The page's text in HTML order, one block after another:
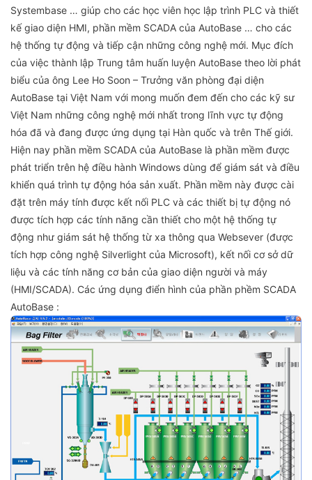
Systembase … giúp cho các học viên học lập trình PLC và thiết
kế giao diện HMI, phần mềm SCADA của AutoBase … cho các
hệ thống tự động và tiếp cận những công nghệ mới. Mục đích
của việc thành lập Trung tâm huấn luyện AutoBase theo lời phát
biểu của ông Lee Ho Soon – Trưởng văn phòng đại diện
AutoBase tại Việt Nam với mong muốn đem đến cho các kỹ sư
Việt Nam những công nghệ mới nhất trong lĩnh vực tự động
hóa đã và đang được ứng dụng tại Hàn quốc và trên Thế giới.
Hiện nay phần mềm SCADA của AutoBase là phần mềm được
phát triển trên hệ điều hành Windows dùng để giám sát và điều
khiển quá trình tự động hóa sản xuất. Phần mềm này được cài
đặt trên máy tính được kết nối PLC và các thiết bị tự động nó
được tích hợp các tính năng cần thiết cho một hệ thống tự
động như giám sát hệ thống từ xa thông qua Websever (được
tích hợp công nghệ Silverlight của Microsoft), kết nối cơ sở dữ
liệu và các tính năng cơ bản của giao diện người và máy
(HMI/SCADA). Các ứng dụng điển hình của phần phềm SCADA
AutoBase :